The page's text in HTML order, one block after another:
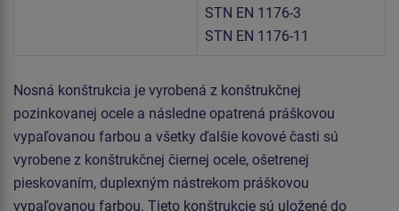
STN EN 1176-3
STN EN 1176-11
Nosná konštrukcia je vyrobená z konštrukčnej
pozinkovanej ocele a následne opatrená práškovou
vypaľovanou farbou a všetky ďalšie kovové časti sú
vyrobene z konštrukčnej čiernej ocele, ošetrenej
pieskovaním, duplexným nástrekom práškovou
vypaľovanou farbou. Tieto konštrukcie sú uložené do